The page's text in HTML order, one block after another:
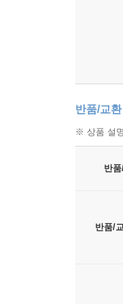
반품/교환
※ 상품 설
반
반품/